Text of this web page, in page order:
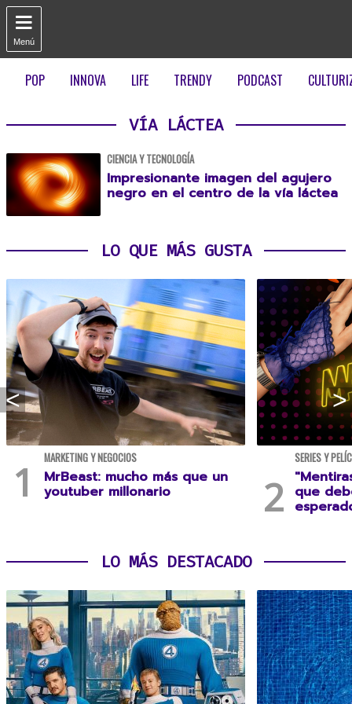

Menú
POP INNOVA LIFE TRENDY PODCAST
VÍA LÁCTEA
CIENCIA Y TECNOLOGÍA
Impresionante imagen del agujero
negro en el centro de la vía láctea
LO QUE MÁS GUSTA
MARKETING Y NEGOCIOS
MrBeast: mucho más que un
youtuber millonario
SERIES Y
que
LO MÁS DESTACADO